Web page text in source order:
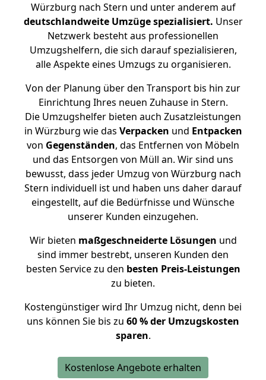
Würzburg nach Stern und unter anderem auf
deutschlandweite Umzüge spezialisiert. Unser
Netzwerk besteht aus professionellen
Umzugshelfern, die sich darauf spezialisieren,
alle Aspekte eines Umzugs zu organisieren.
Von der Planung über den Transport bis hin zur
Einrichtung Ihres neuen Zuhause in Stern.
Die Umzugshelfer bieten auch Zusatzleistungen
in Würzburg wie das Verpacken und Entpacken
von Gegenständen, das Entfernen von Möbeln
und das Entsorgen von Müll an. Wir sind uns
bewusst, dass jeder Umzug von Würzburg nach
Stern individuell ist und haben uns daher darauf
eingestellt, auf die Bedürfnisse und Wünsche
unserer Kunden einzugehen.
Wir bieten maßgeschneiderte Lösungen und
sind immer bestrebt, unseren Kunden den
besten Service zu den besten Preis-Leistungen
zu bieten.
Kostengünstiger wird Ihr Umzug nicht, denn bei
uns können Sie bis zu 60 % der Umzugskosten
sparen.
Kostenlose Angebote erhalten